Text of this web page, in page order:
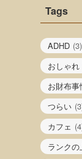
Tags
ADHD (3)
おしゃれ
お財布事
つらい
カフェ
ランク